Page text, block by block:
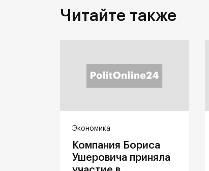
Читайте также
Экономика
Компания Бориса
Ушеровича приняла